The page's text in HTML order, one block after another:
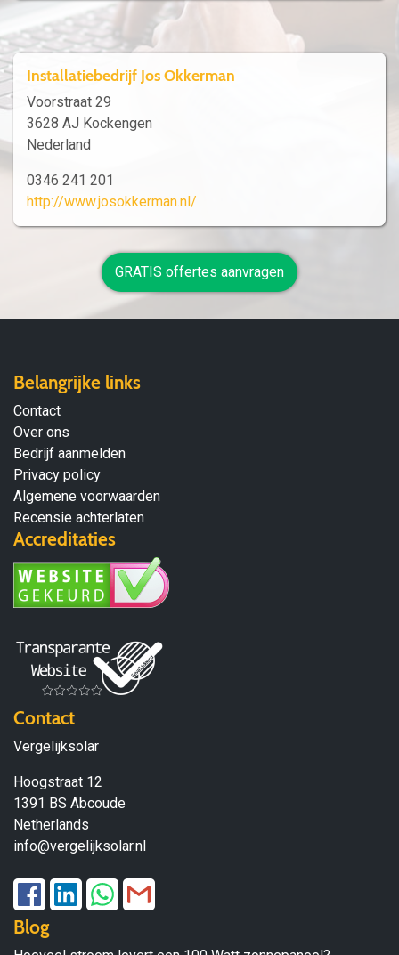
Installatiebedrijf Jos Okkerman
Voorstraat 29
3628 AJ Kockengen
Nederland
0346 241 201
http://www.josokkerman.nl/
GRATIS offertes aanvragen
Belangrijke links
Contact
Over ons
Bedrijf aanmelden
Privacy policy
Algemene voorwaarden
Recensie achterlaten
Accreditaties
Contact
Vergelijksolar
Hoogstraat 12
1391 BS Abcoude
Netherlands
info@vergelijksolar.nl
Blog